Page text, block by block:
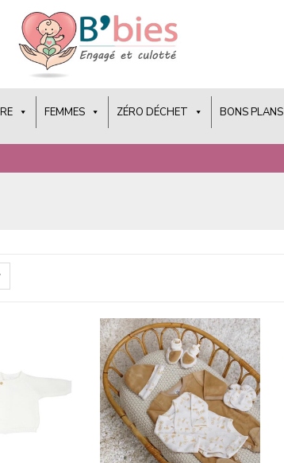
FEMMES ZÉRO DÉCHET BONS PLANS